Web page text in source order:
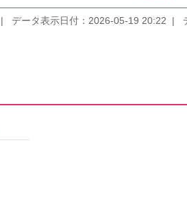
データ表示日付：2026-05-19 20:22